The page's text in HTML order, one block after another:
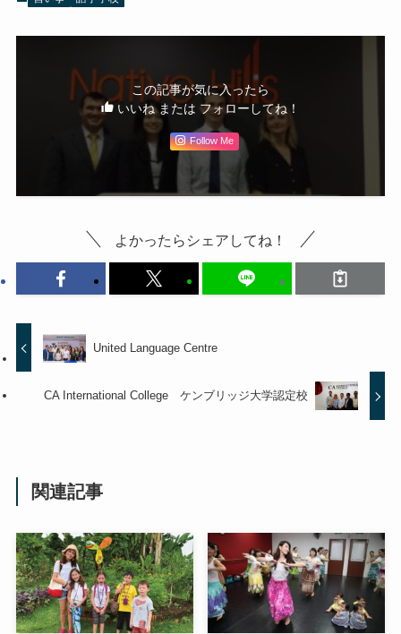
この記事が気に入ったら
いいね または フォローしてね！
Follow Me
よかったらシェアしてね！
United Language Centre
CA International College ケンブリッジ大学認定校
関連記事